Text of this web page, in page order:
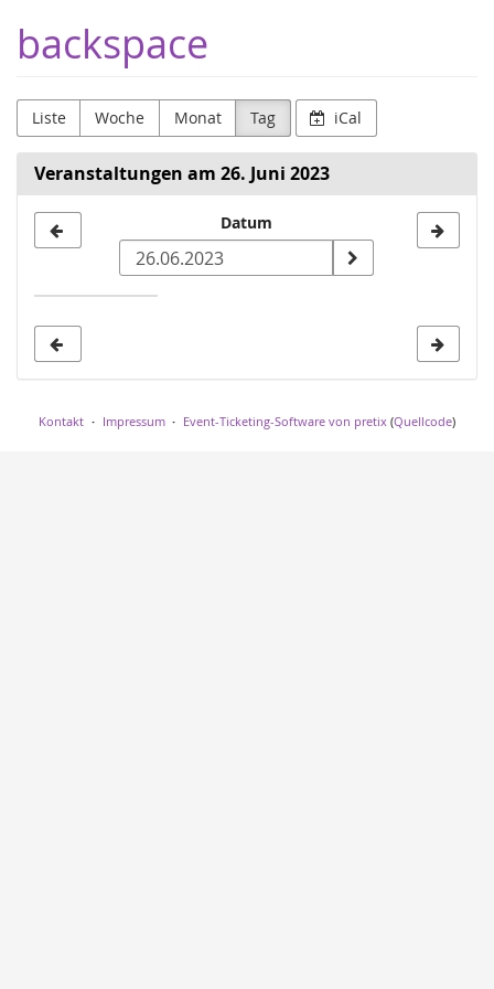
Haupt-
Inhalt
backspace
Liste Woche Monat Tag iCal
Veranstaltungen am 26. Juni 2023
zur
Anzeige
Datum
Kontakt Impressum Event-Ticketing-Software von pretix (Quellcode)